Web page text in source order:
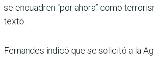
se encuadren “por ahora” como
texto.
Fernandes indicó que se solicitó a la